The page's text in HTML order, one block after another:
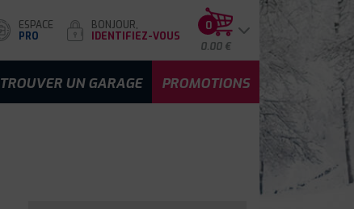
ESPACE
PRO
BONJOUR,
IDENTIFIEZ-VOUS
0
0.00 €
TROUVER UN GARAGE PROMOTIONS